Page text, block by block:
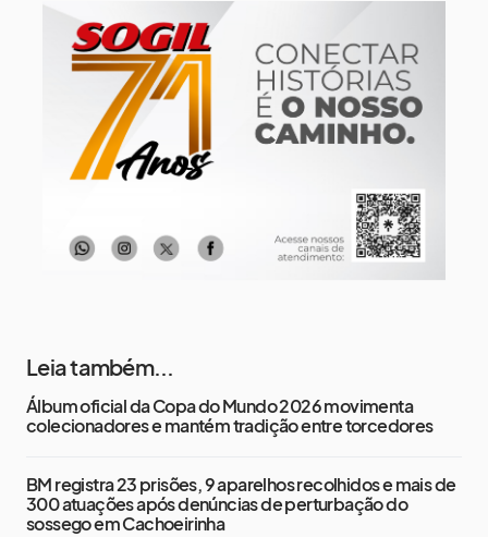
12 de agosto
Quarta-Feira 13° 12°
13 de agosto
Quinta-Feira 13° 13°
Leia também...
Álbum oficial da Copa do Mundo 2026 movimenta
colecionadores e mantém tradição entre torcedores
BM registra 23 prisões, 9 aparelhos recolhidos e mais de
300 atuações após denúncias de perturbação do
sossego em Cachoeirinha